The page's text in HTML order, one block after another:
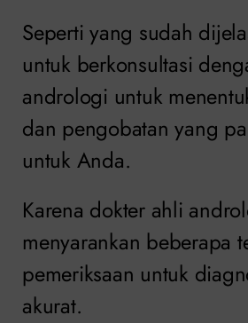
Seperti yang sudah
untuk berkonsultasi
andrologi untuk
dan pengobatan yang
untuk Anda.
Karena dokter ahli
menyarankan beberapa
pemeriksaan untuk
akurat.